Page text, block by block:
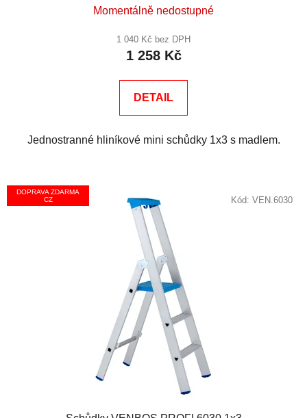
hodnocení
produktu
je
z
Momentálně nedostupné
1 040 Kč bez DPH
1 258 Kč
DETAIL
Jednostranné hliníkové mini schůdky 1x3 s madlem.
DOPRAVA ZDARMA
CZ
Kód: VEN.6030